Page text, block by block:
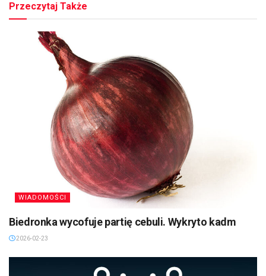
Przeczytaj Także
WIADOMOŚCI
Biedronka wycofuje partię cebuli. Wykryto kadm
2026-02-23